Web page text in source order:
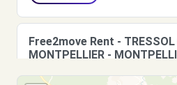
Free2move Rent - TRESSOL
MONTPELLIER -
905 RUE DE L'INDUSTRIE